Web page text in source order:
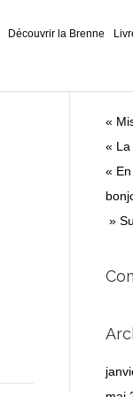
Découvrir la Brenne
«
« La
«
»